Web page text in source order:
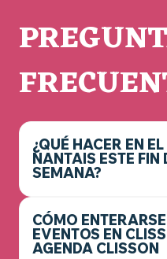
¿QUÉ HACER EN EL
NANTAIS ESTE FIN
SEMANA?
CÓMO ENTERARSE
EVENTOS EN
AGENDA CLISSON